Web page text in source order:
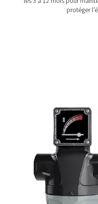
fur et à mesure que
différents types de
applications:
Filtres filétés
Généralement
taille, ces filtres
installation facile
l’humidité.